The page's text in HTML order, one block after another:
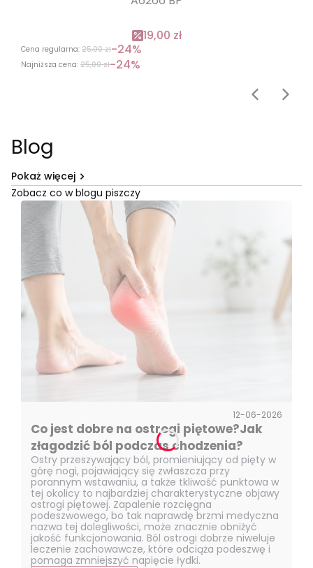
19,00 zł
Cena regularna: 25,00 zł-24%
Najniższa cena: 25,00 zł-24%
Blog
Pokaż więcej
Zobacz co w blogu piszczy
12-06-2026
Co jest dobre na ostrogi piętowe?Jak
złagodzić ból podczas chodzenia?
Ostry przeszywający ból, promieniujący od pięty w
górę nogi, pojawiający się zwłaszcza przy
porannym wstawaniu, a także tkliwość punktowa w
tej okolicy to najbardziej charakterystyczne objawy
ostrogi piętowej. Zapalenie rozcięgna
podeszwowego, bo tak naprawdę brzmi medyczna
nazwa tej dolegliwości, może znacznie obniżyć
jakość funkcjonowania. Ból ostrogi dobrze niweluje
leczenie zachowawcze, które odciąża podeszwę i
pomaga zmniejszyć napięcie łydki.